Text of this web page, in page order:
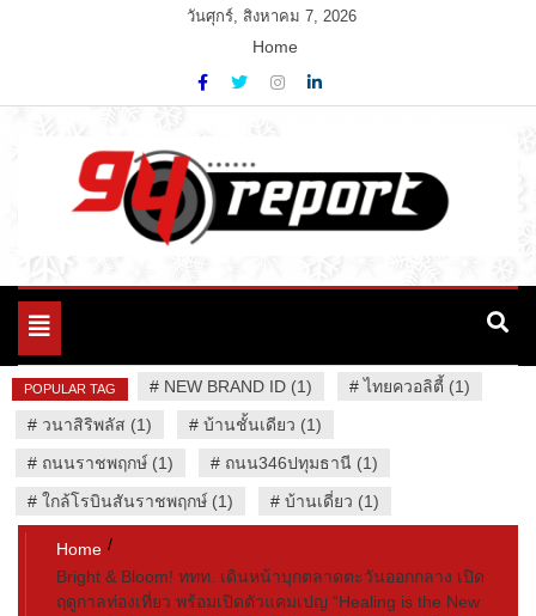
วันศุกร์, สิงหาคม 7, 2026
Home
94 Report.com
Variety News
Toggle
POPULAR TAG # NEW BRAND ID (1) #ไทยควอลิตี้ (1)
# วนาสิริพลัส (1) # บ้านชั้นเดียว (1)
# ถนนราชพฤกษ์ (1) # ถนน346ปทุมธานี (1)
# ใกล้โรบินสันราชพฤกษ์ (1) # บ้านเดี่ยว (1)
Home
Bright & Bloom! ททท. เดินหน้าบุกตลาดตะวันออกกลาง เปิด
ฤดูกาลท่องเที่ยว พร้อมเปิดตัวแคมเปญ “Healing is the New